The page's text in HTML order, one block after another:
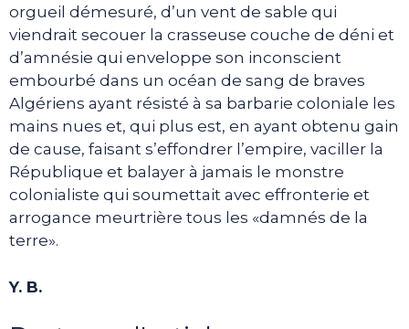
orgueil démesuré, d’un vent de sable qui
viendrait secouer la crasseuse couche de déni et
d’amnésie qui enveloppe son inconscient
embourbé dans un océan de sang de braves
Algériens ayant résisté à sa barbarie coloniale les
mains nues et, qui plus est, en ayant obtenu gain
de cause, faisant s’effondrer l’empire, vaciller la
République et balayer à jamais le monstre
colonialiste qui soumettait avec effronterie et
arrogance meurtrière tous les «damnés de la
terre».
Y. B.